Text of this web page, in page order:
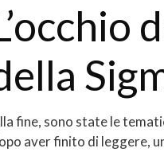
fine, sono state le
aver finito di leggere,